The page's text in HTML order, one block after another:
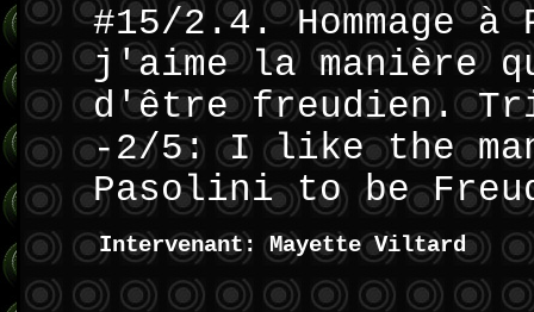
#15/2.4. Hommage
j'aime la manière
d'être freudien.
-2/5: I like the
Pasolini to be
Intervenant: Mayette Viltard